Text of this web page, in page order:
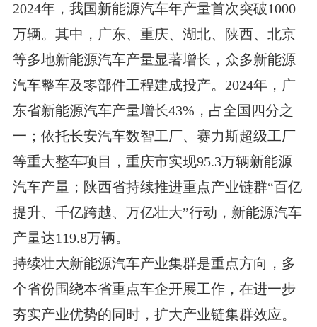
2024年，我国新能源汽车年产量首次突破1000
万辆。其中，广东、重庆、湖北、陕西、北京
等多地新能源汽车产量显著增长，众多新能源
汽车整车及零部件工程建成投产。2024年，广
东省新能源汽车产量增长43%，占全国四分之
一；依托长安汽车数智工厂、赛力斯超级工厂
等重大整车项目，重庆市实现95.3万辆新能源
汽车产量；陕西省持续推进重点产业链群“百亿
提升、千亿跨越、万亿壮大”行动，新能源汽车
产量达119.8万辆。
持续壮大新能源汽车产业集群是重点方向，多
个省份围绕本省重点车企开展工作，在进一步
夯实产业优势的同时，扩大产业链集群效应。